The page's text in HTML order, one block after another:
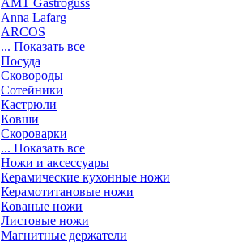
AMT Gastroguss
Anna Lafarg
ARCOS
... Показать все
Посуда
Сковороды
Сотейники
Кастрюли
Ковши
Скороварки
... Показать все
Ножи и аксессуары
Керамические кухонные ножи
Керамотитановые ножи
Кованые ножи
Листовые ножи
Магнитные держатели